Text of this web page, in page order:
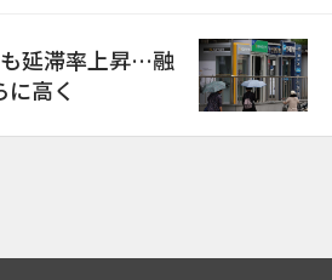
延滞率上昇…融
高く